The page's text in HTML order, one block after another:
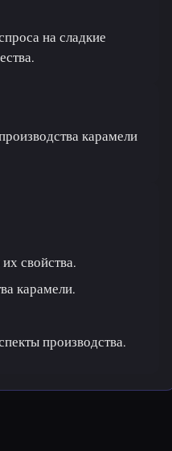
на сладкие
карамели
свойства.
карамели.
производства.